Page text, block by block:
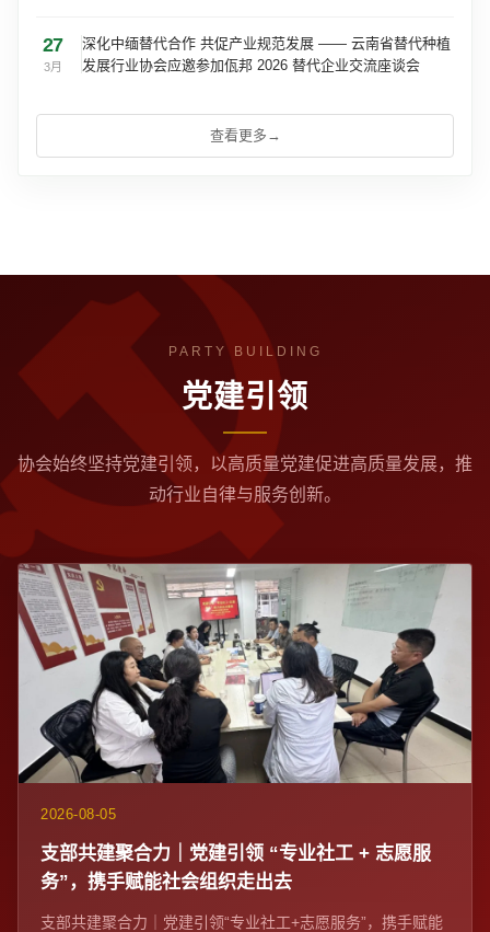
27
3月
深化中缅替代合作 共促产业规范发展 —— 云南省替代种植
发展行业协会应邀参加佤邦 2026 替代企业交流座谈会
查看更多 →
党建引领
协会始终坚持党建引领，以高质量党建促进高质量发展，推
动行业自律与服务创新。
2026-08-05
支部共建聚合力｜党建引领 “专业社工 + 志愿服
务”，携手赋能社会组织走出去
支部共建聚合力｜党建引领“专业社工+志愿服务”，携手赋能